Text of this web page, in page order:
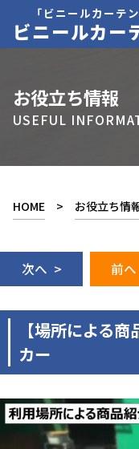
「ビニールカーテ
ビニールカ
お役立ち情報
USEFUL
HOME > お役立ち情
次へ > 前
【場所による
カー